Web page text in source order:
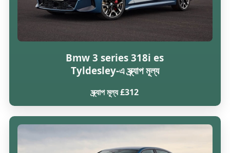
Bmw 3 series 318i es
Tyldesley-এ স্ক্র্যাপ মূল্য
স্ক্র্যাপ মূল্য £312